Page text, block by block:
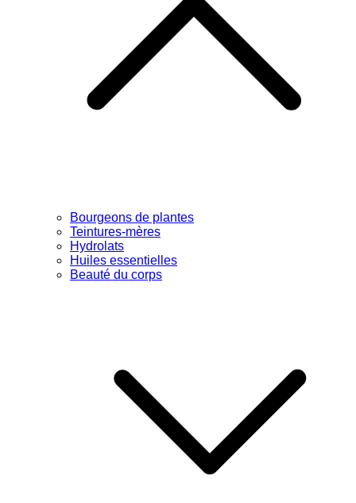
Bourgeons de plantes
Teintures-mères
Hydrolats
Huiles essentielles
Beauté du corps